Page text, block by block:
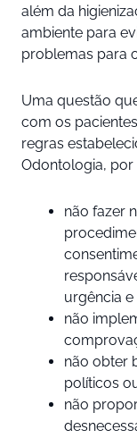
além da
ambiente para
problemas para
Uma questão
com os
regras
Odontologia, por
não fazer
urgência
não
não obter
políticos
não